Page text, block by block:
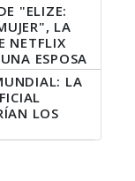
"ELIZE:
LA
NETFLIX
ESPOSA
SU
LA
LOS
EN SER